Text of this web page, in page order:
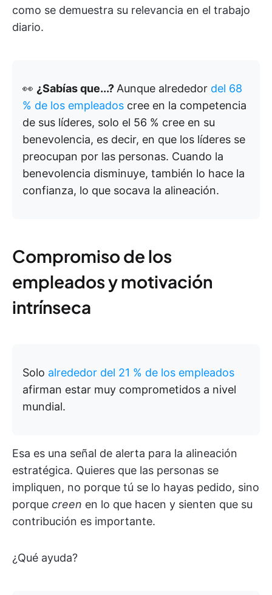
como se demuestra su relevancia en el trabajo
diario.
👀 ¿Sabías que...? Aunque alrededor del 68
% de los empleados cree en la competencia
de sus líderes, solo el 56 % cree en su
benevolencia, es decir, en que los líderes se
preocupan por las personas. Cuando la
benevolencia disminuye, también lo hace la
confianza, lo que socava la alineación.
Compromiso de los
empleados y motivación
intrínseca
Solo alrededor del 21 % de los empleados
afirman estar muy comprometidos a nivel
mundial.
Esa es una señal de alerta para la alineación
estratégica. Quieres que las personas se
impliquen, no porque tú se lo hayas pedido, sino
porque creen en lo que hacen y sienten que su
contribución es importante.
¿Qué ayuda?